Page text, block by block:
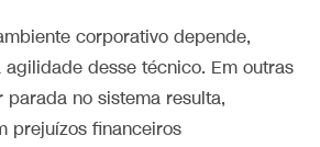
corporativo depende,
agilidade desse técnico. Em outras
parada no sistema resulta,
prejuízos financeiros